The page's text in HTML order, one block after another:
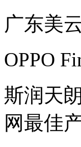
广东美
OPPO
斯润天
网最佳